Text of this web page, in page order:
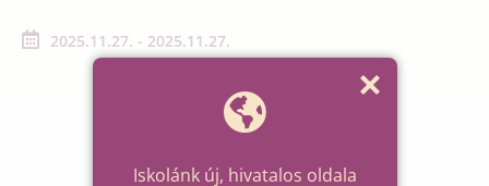
2025.11.27. - 2025.11.27.
Iskolánk új, hivatalos oldala